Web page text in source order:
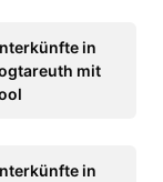
in
mit
in